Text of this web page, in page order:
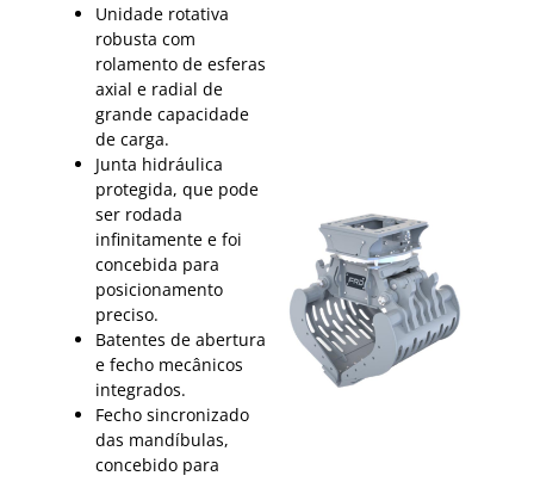
Unidade rotativa
robusta com
rolamento de esferas
axial e radial de
grande capacidade
de carga.
Junta hidráulica
protegida, que pode
ser rodada
infinitamente e foi
concebida para
posicionamento
preciso.
Batentes de abertura
e fecho mecânicos
integrados.
Fecho sincronizado
das mandíbulas,
concebido para